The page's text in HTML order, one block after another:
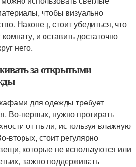
чтобы визуально
Наконец, стоит убедиться, что
и оставить достаточно
него.
за открытыми
для одежды требует
Во-первых, нужно протирать
от пыли, используя влажную
вторых, стоит регулярно
которые не используются или
важно поддерживать